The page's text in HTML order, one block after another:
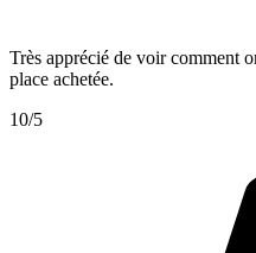
Très apprécié de voir comment
place achetée.
10/5